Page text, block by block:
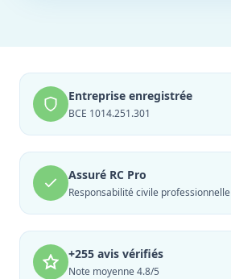
Entreprise enregistrée
BCE 1014.251.301
Assuré RC Pro
Responsabilité civile professionnelle
+255 avis vérifiés
Note moyenne 4.8/5